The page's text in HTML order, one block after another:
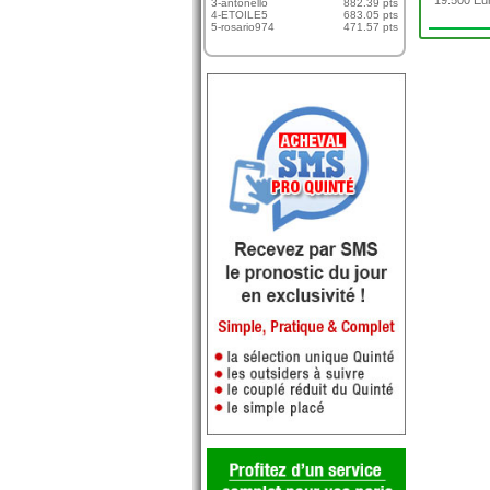
3-antonello
882.39 pts
4-ETOILE5
683.05 pts
5-rosario974
471.57 pts